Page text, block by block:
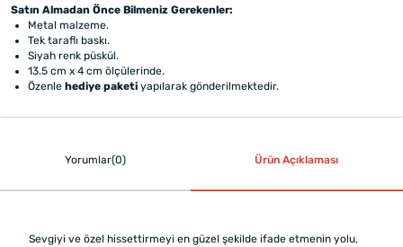
Satın Almadan Önce Bilmeniz Gerekenler:
Metal malzeme.
Tek taraflı baskı.
Siyah renk püskül.
13.5 cm x 4 cm ölçülerinde.
Özenlehediye paketi yapılarak gönderilmektedir.
Yorumlar(0) Ürün Açıklaması
Sevgiyi ve özel hissettirmeyi en güzel şekilde ifade etmenin yolu,